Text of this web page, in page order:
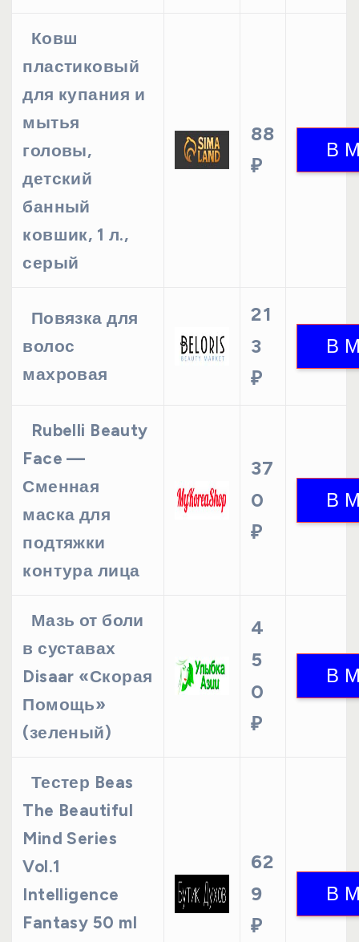
Ковш
пластиковый
для купания и
мытья
головы,
детский
банный
ковшик, 1 л.,
серый
88
₽
Повязка для
волос
махровая
21
3
₽
Rubelli Beauty
Face —
Сменная
маска для
подтяжки
контура лица
37
0
₽
Мазь от боли
в суставах
Disaar «Скорая
Помощь»
(зеленый)
4
5
0
₽
Тестер Beas
The Beautiful
Mind Series
Vol.1
Intelligence
Fantasy 50 ml
62
9
₽